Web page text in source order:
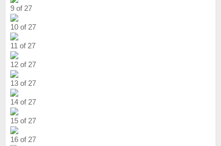
9 of 27
10 of 27
11 of 27
12 of 27
13 of 27
14 of 27
15 of 27
16 of 27